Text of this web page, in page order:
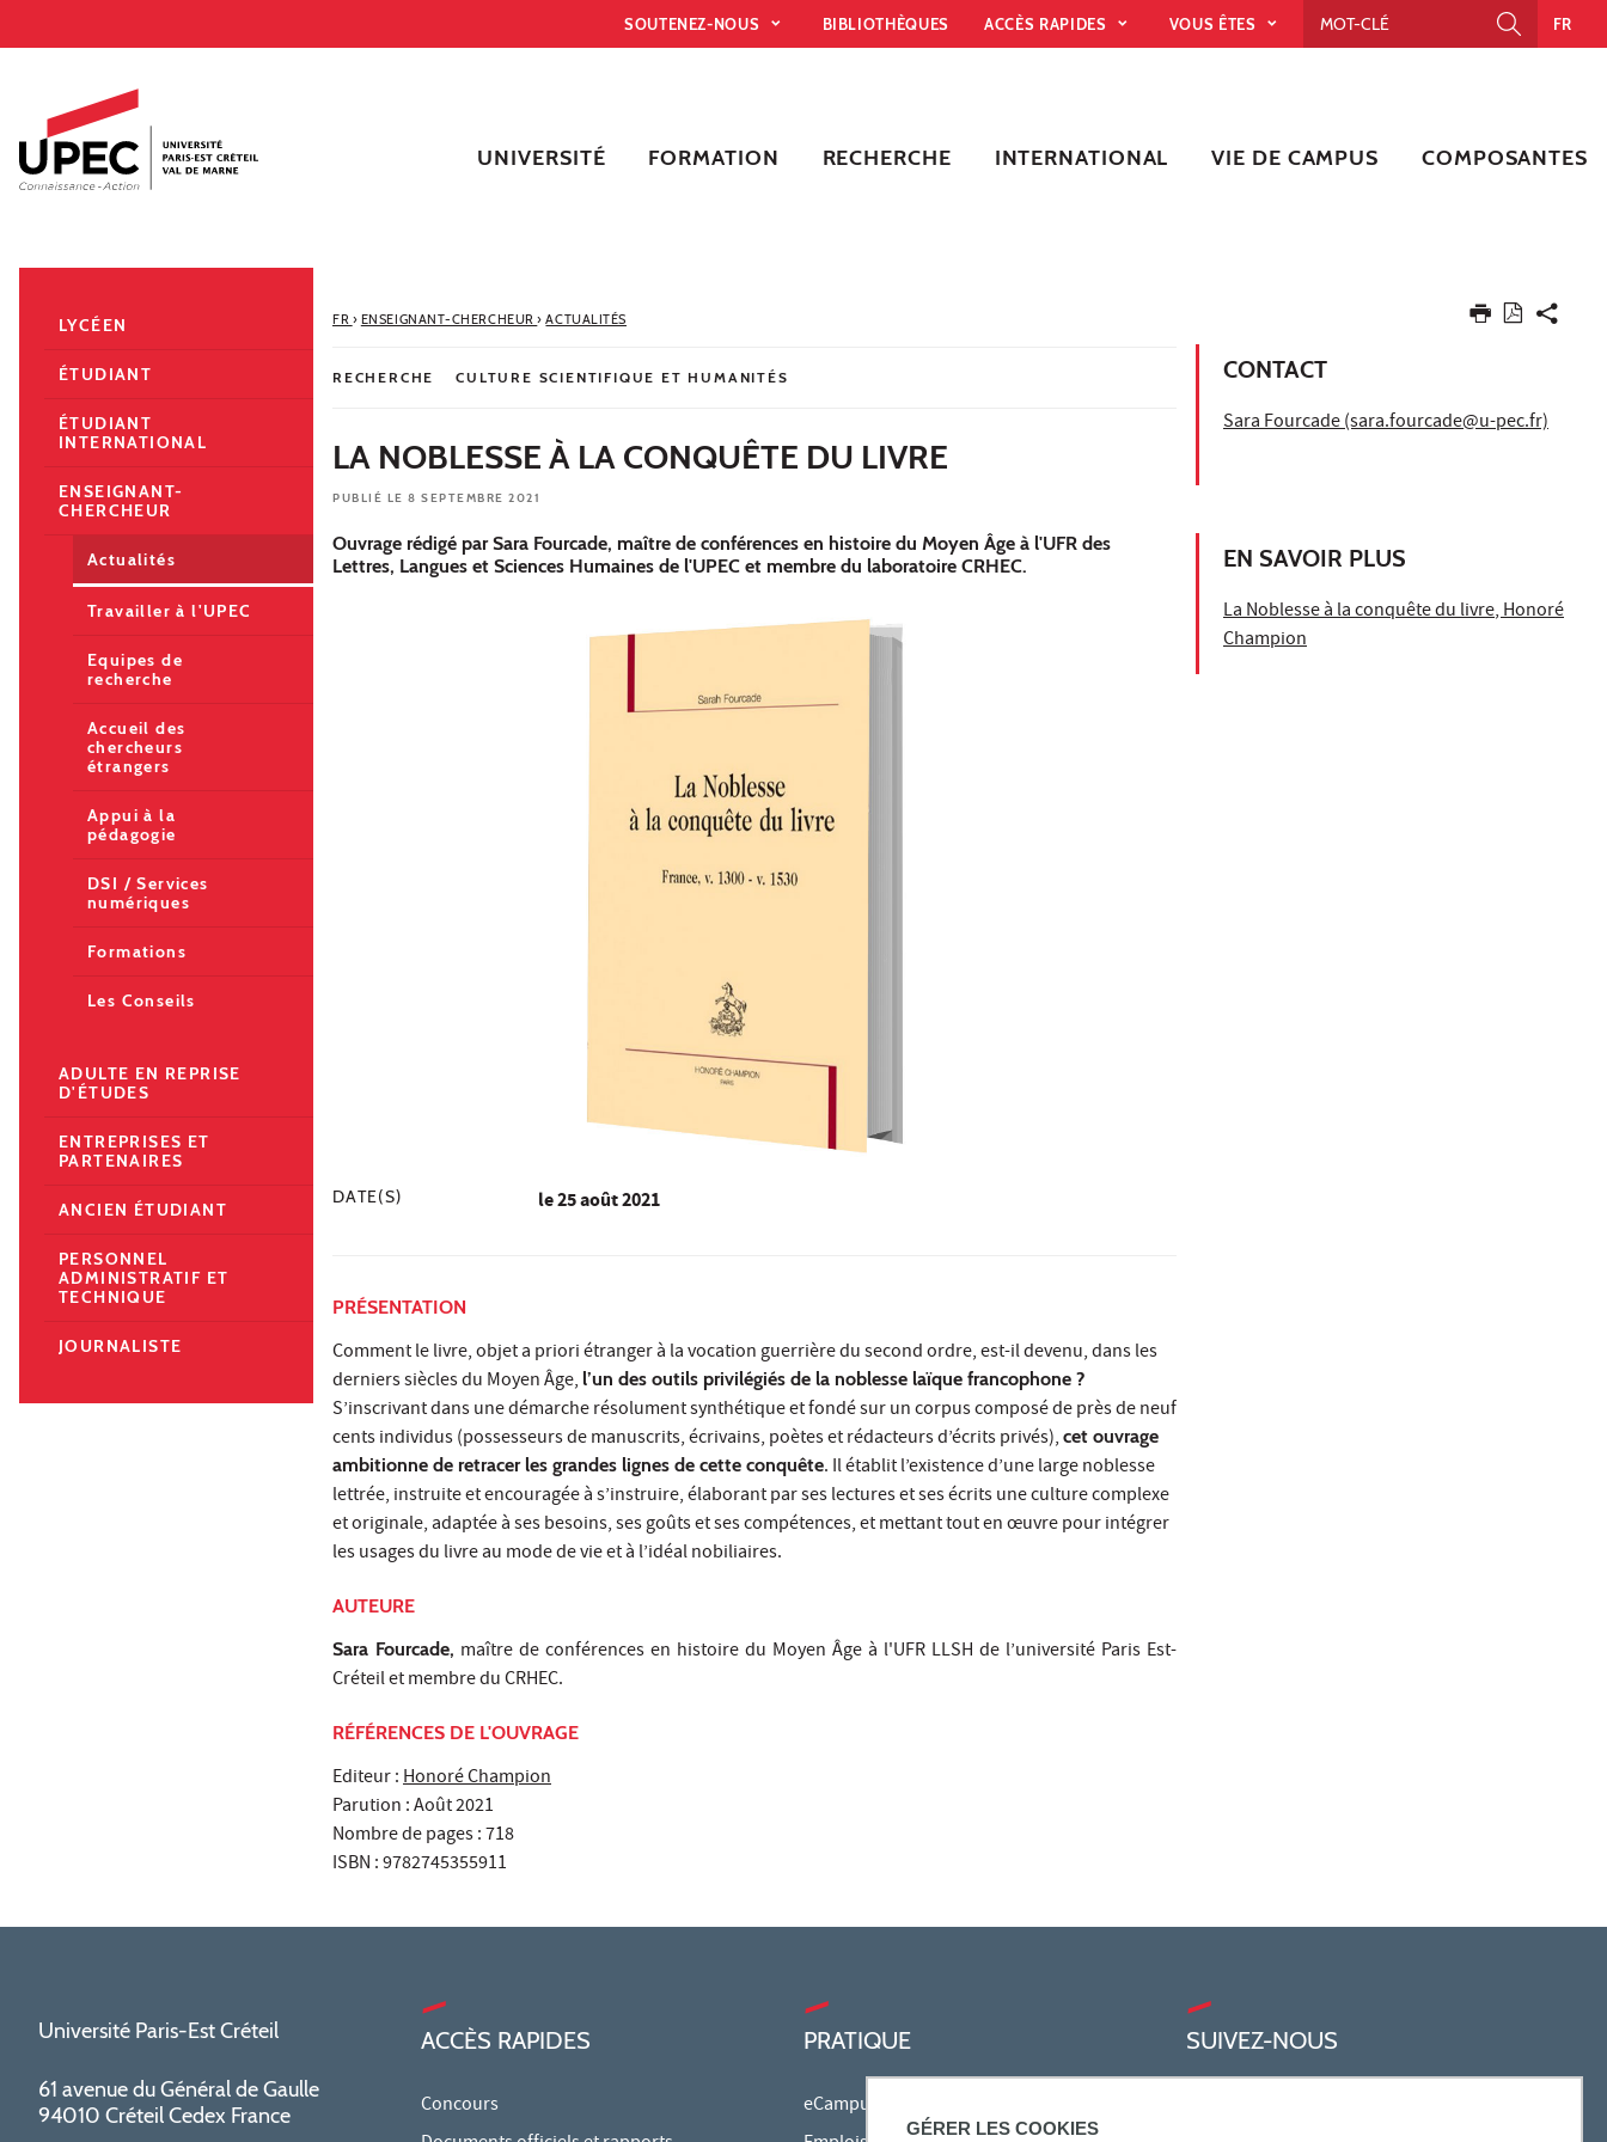
GÉRER LES COOKIES
Accès directs
Recherche
Navigation secondaire
SOUTENEZ-NOUS BIBLIOTHÈQUES ACCÈS RAPIDES VOUS ÊTES FR
UNIVERSITÉ FORMATION RECHERCHE INTERNATIONAL VIE DE CAMPUS COMPOSANTES
FR › ENSEIGNANT-CHERCHEUR› ACTUALITÉS
RECHERCHE CULTURE SCIENTIFIQUE ET HUMANITÉS
LA NOBLESSE À LA CONQUÊTE DU LIVRE
PUBLIÉ LE 8 SEPTEMBRE 2021
Ouvrage rédigé par Sara Fourcade, maître de conférences en histoire du Moyen Âge à l'UFR des
Lettres, Langues et Sciences Humaines de l'UPEC et membre du laboratoire CRHEC.
DATE(S) le25 août 2021
PRÉSENTATION
Comment le livre, objet a priori étranger à la vocation guerrière du second ordre, est-il devenu, dans les
derniers siècles du Moyen Âge, l’un des outils privilégiés de la noblesse laïque francophone ?
S’inscrivant dans une démarche résolument synthétique et fondé sur un corpus composé de près de neuf
cents individus (possesseurs de manuscrits, écrivains, poètes et rédacteurs d’écrits privés), cet ouvrage
ambitionne de retracer les grandes lignes de cette conquête. Il établit l’existence d’une large noblesse
lettrée, instruite et encouragée à s’instruire, élaborant par ses lectures et ses écrits une culture complexe
et originale, adaptée à ses besoins, ses goûts et ses compétences, et mettant tout en œuvre pour intégrer
les usages du livre au mode de vie et à l’idéal nobiliaires.
AUTEURE
Sara Fourcade, maître de conférences en histoire du Moyen Âge à l'UFR LLSH de l’université Paris Est-
Créteil et membre du CRHEC.
RÉFÉRENCES DE L'OUVRAGE
Editeur :Honoré Champion
Parution : Août 2021
Nombre de pages : 718
ISBN : 9782745355911
CONTACT
Sara Fourcade (sara.fourcade@u-pec.fr)
EN SAVOIR PLUS
La Noblesse à la conquête du livre, Honoré
Champion
LYCÉEN
ÉTUDIANT
ÉTUDIANT
INTERNATIONAL
ENSEIGNANT-
CHERCHEUR
Actualités
Travailler à l'UPEC
Equipes de
recherche
Accueil des
chercheurs
étrangers
Appui à la
pédagogie
DSI / Services
numériques
Formations
Les Conseils
ADULTE EN REPRISE
D'ÉTUDES
ENTREPRISES ET
PARTENAIRES
ANCIEN ÉTUDIANT
PERSONNEL
ADMINISTRATIF ET
TECHNIQUE
JOURNALISTE
Université Paris-Est Créteil
61 avenue du Général de Gaulle
94010 Créteil Cedex France
ACCÈS RAPIDES
Concours
PRATIQUE
eCampus
SUIVEZ-NOUS